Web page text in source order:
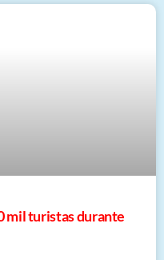
mil turistas durante